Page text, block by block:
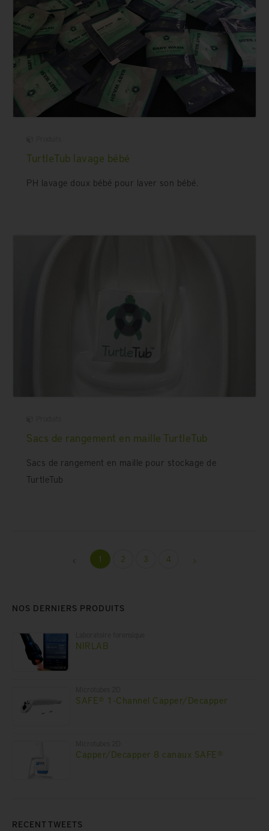
TurtleTub lavage bébé
PH lavage doux bébé pour laver son bébé.
Sacs de rangement en maille TurtleTub
Sacs de rangement en maille pour stockage de
TurtleTub
1 2 3 4
NOS DERNIERS PRODUITS
NIRLAB
SAFE® 1-Channel Capper/Decapper
Capper/Decapper 8 canaux SAFE®
RECENT TWEETS